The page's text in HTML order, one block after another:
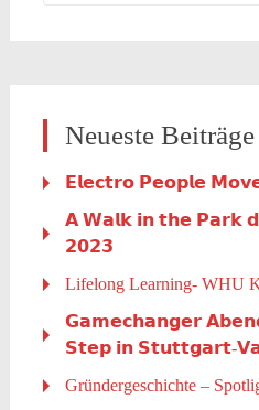
Neueste Beiträge
𝗘𝗹𝗲𝗰𝘁𝗿𝗼 𝗣𝗲𝗼𝗽𝗹𝗲
𝗔 𝗪𝗮𝗹𝗸 𝗶𝗻 𝘁𝗵𝗲 𝗣𝗮𝗿𝗸
𝟮𝟬𝟮𝟯
Lifelong Learning- WHU
𝗚𝗮𝗺𝗲𝗰𝗵𝗮𝗻𝗴𝗲𝗿
𝗦𝘁𝗲𝗽 𝗶𝗻 𝗦𝘁𝘂𝘁𝘁𝗴𝗮𝗿𝘁-
Gründergeschichte –